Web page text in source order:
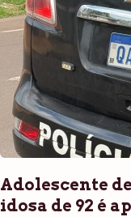
Adolescente
idosa de 92 é